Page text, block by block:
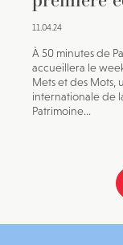
11.04.24
À 50 minutes de
accueillera le
Mets et des
internationale de
Patrimoine...